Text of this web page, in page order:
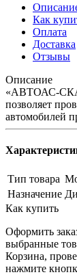
Как
Оплата
Доставка
Отзывы
Описание
«АВТОАС-
позволяет
автомобилей
Тип товара
Назначение
Как купить
Оформить
выбранные
Корзина,
нажмите